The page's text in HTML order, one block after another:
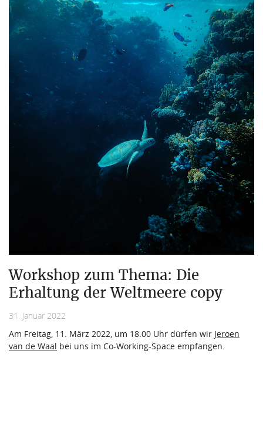
Workshop zum Thema: Die
Erhaltung der Weltmeere copy
31. Januar 2022
Am Freitag, 11. März 2022, um 18.00 Uhr dürfen wir Jeroen
van de Waal bei uns im Co-Working-Space empfangen.